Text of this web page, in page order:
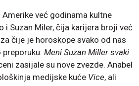
Amerike već godinama kultne
i Suzan Miler, čija karijera broji već
čije je horoskope svako od nas
Meni Suzan Miller svaki
zasijale su nove zvezde. Anabel
medijske kuće Vice, ali